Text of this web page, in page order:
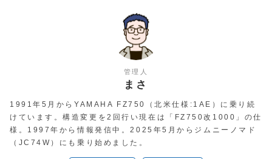
管理人
まさ
1991年5月からYAMAHA FZ750（北米仕様:1AE）に乗り続
けています。構造変更を2回行い現在は「FZ750改1000」の仕
様。1997年から情報発信中。2025年5月からジムニーノマド
（JC74W）にも乗り始めました。